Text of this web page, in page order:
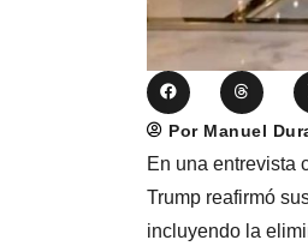
Por Manuel
En una entrevista
Trump reafirmó
incluyendo la